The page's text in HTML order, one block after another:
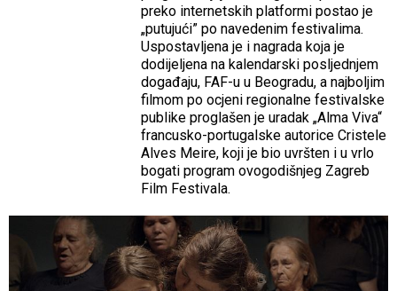
preko internetskih platformi postao je
„putujući” po navedenim festivalima.
Uspostavljena je i nagrada koja je
dodijeljena na kalendarski posljednjem
događaju, FAF-u u Beogradu, a najboljim
filmom po ocjeni regionalne festivalske
publike proglašen je uradak „Alma Viva“
francusko-portugalske autorice Cristele
Alves Meire, koji je bio uvršten i u vrlo
bogati program ovogodišnjeg Zagreb
Film Festivala.